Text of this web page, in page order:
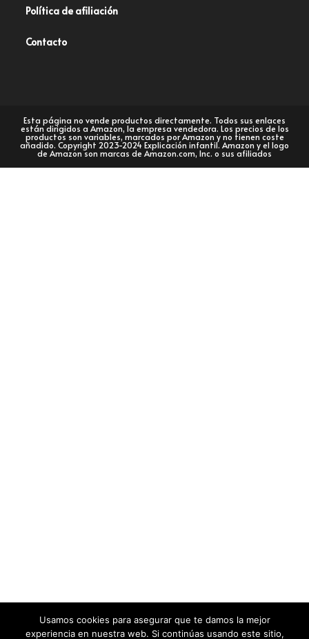
Política de afiliación
Contacto
Esta página no vende productos directamente. Todos sus enlaces
están dirigidos a Amazon, la empresa vendedora. Los precios de los
productos son variables, marcados por Amazon y no tienen coste
añadido. Copyright 2023-2024 Explicación infantil. Amazon y el logo
de Amazon son marcas de Amazon.com, Inc. o sus afiliados
Usamos cookies para asegurar que te damos la mejor
experiencia en nuestra web. Si continúas usando este sitio,